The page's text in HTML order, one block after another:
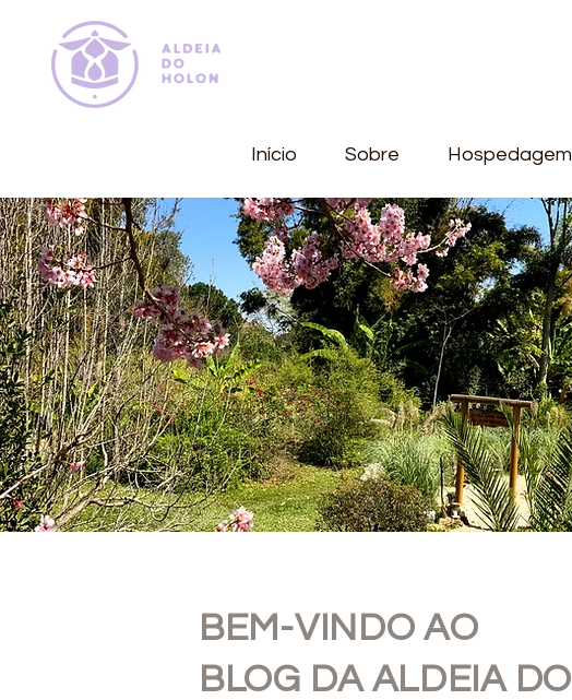
Início Sobre Hospedagem
BEM-VINDO AO
BLOG DA ALDEIA DO